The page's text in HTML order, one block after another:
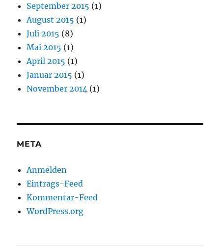
September 2015 (1)
August 2015 (1)
Juli 2015 (8)
Mai 2015 (1)
April 2015 (1)
Januar 2015 (1)
November 2014 (1)
META
Anmelden
Eintrags-Feed
Kommentar-Feed
WordPress.org